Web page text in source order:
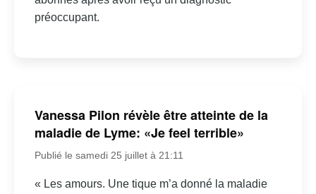
préoccupant.
Vanessa Pilon révèle être atteinte de la
maladie de Lyme: «Je feel terrible»
Publié le samedi 25 juillet à 21:11
« Les amours. Une tique m’a donné la maladie